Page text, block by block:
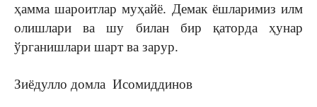
ҳамма шароитлар муҳайё. Демак ёшларимиз илм
олишлари ва шу билан бир қаторда ҳунар
ўрганишлари шарт ва зарур.
Зиёдулло домла Исомиддинов